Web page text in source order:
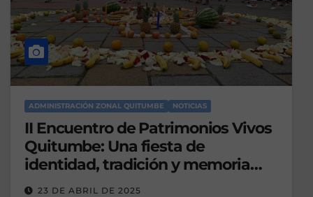
ADMINISTRACIÓN ZONAL QUITUMBE NOTICIAS
II Encuentro de Patrimonios Vivos
Quitumbe: Una fiesta de
identidad, tradición y memoria
colectiva
23 DE ABRIL DE 2025